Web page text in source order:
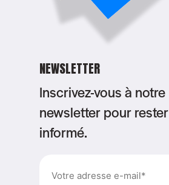
NEWSLETTER
Inscrivez-vous à notre
newsletter pour rester
informé.
mail